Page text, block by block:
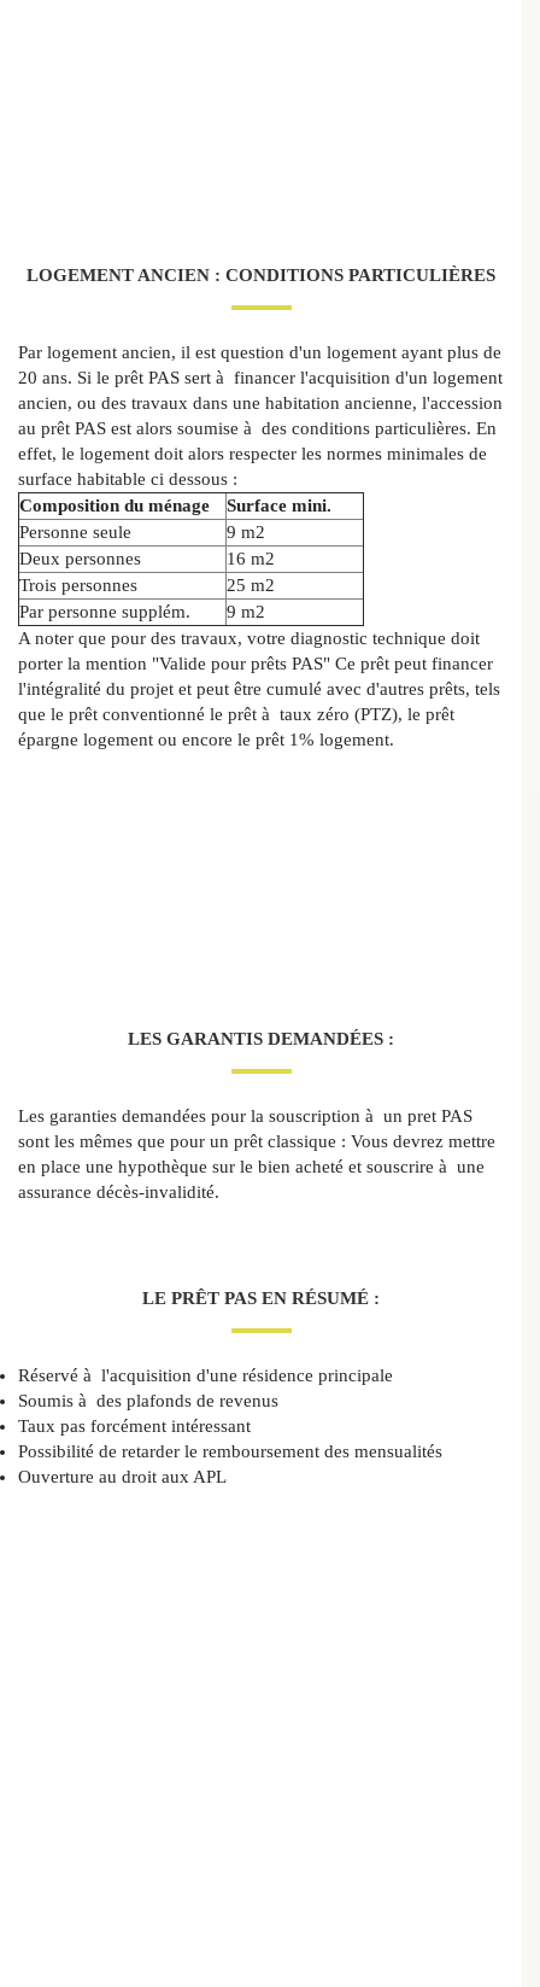
LOGEMENT ANCIEN : CONDITIONS PARTICULIÈRES
Par logement ancien, il est question d'un logement ayant plus de
20 ans. Si le prêt PAS sert à financer l'acquisition d'un logement
ancien, ou des travaux dans une habitation ancienne, l'accession
au prêt PAS est alors soumise à des conditions particulières. En
effet, le logement doit alors respecter les normes minimales de
surface habitable ci dessous :
Composition du ménage
Surface mini.
Personne seule
9 m2
Deux personnes
16 m2
Trois personnes
25 m2
Par personne supplém.
9 m2
A noter que pour des travaux, votre diagnostic technique doit
porter la mention "Valide pour prêts PAS" Ce prêt peut financer
l'intégralité du projet et peut être cumulé avec d'autres prêts, tels
que le prêt conventionné le prêt à taux zéro (PTZ), le prêt
épargne logement ou encore le prêt 1% logement.
LES GARANTIS DEMANDÉES :
Les garanties demandées pour la souscription à un pret PAS
sont les mêmes que pour un prêt classique : Vous devrez mettre
en place une hypothèque sur le bien acheté et souscrire à une
assurance décès-invalidité.
LE PRÊT PAS EN RÉSUMÉ :
Réservé à l'acquisition d'une résidence principale
Soumis à des plafonds de revenus
Taux pas forcément intéressant
Possibilité de retarder le remboursement des mensualités
Ouverture au droit aux APL